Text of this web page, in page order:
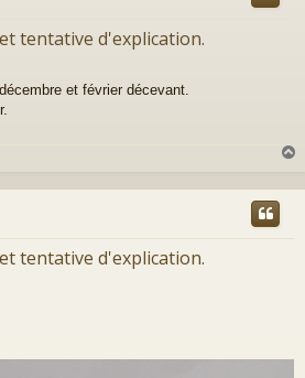
tentative d'explication.
et février décevant.
u
tentative d'explication.